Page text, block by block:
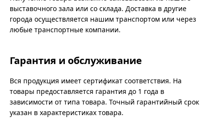
выставочного зала или со склада. Доставка в другие
города осуществляется нашим транспортом или через
любые транспортные компании.
Гарантия и обслуживание
Вся продукция имеет сертификат соответствия. На
товары предоставляется гарантия до 1 года в
зависимости от типа товара. Точный гарантийный срок
указан в характеристиках товара.